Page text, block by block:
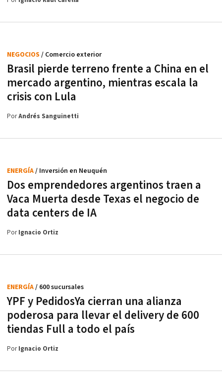
Brasil pierde terreno frente a China en el
mercado argentino, mientras escala la
crisis con Lula
NEGOCIOS / Comercio exterior
PorAndrés Sanguinetti
Dos emprendedores argentinos traen a
Vaca Muerta desde Texas el negocio de
data centers de IA
ENERGÍA/ Inversión en Neuquén
PorIgnacio Ortiz
YPF y PedidosYa cierran una alianza
poderosa para llevar el delivery de 600
tiendas Full a todo el país
ENERGÍA/ 600 sucursales
PorIgnacio Ortiz